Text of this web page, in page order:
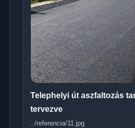
Telephelyi út aszfaltozás
tervezve
../referencia/11.jpg